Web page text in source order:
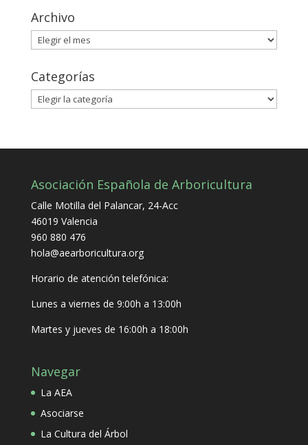
Archivo
Archivo
Categorías
Categorías
Asociación Española de Arboricultura
Calle Motilla del Palancar, 24-Acc
46019 Valencia
960 880 476
hola@aearboricultura.org
Horario de atención telefónica:
Lunes a viernes de 9:00h a 13:00h
Martes y jueves de 16:00h a 18:00h
Navegar
La AEA
Asociarse
La Cultura del Árbol